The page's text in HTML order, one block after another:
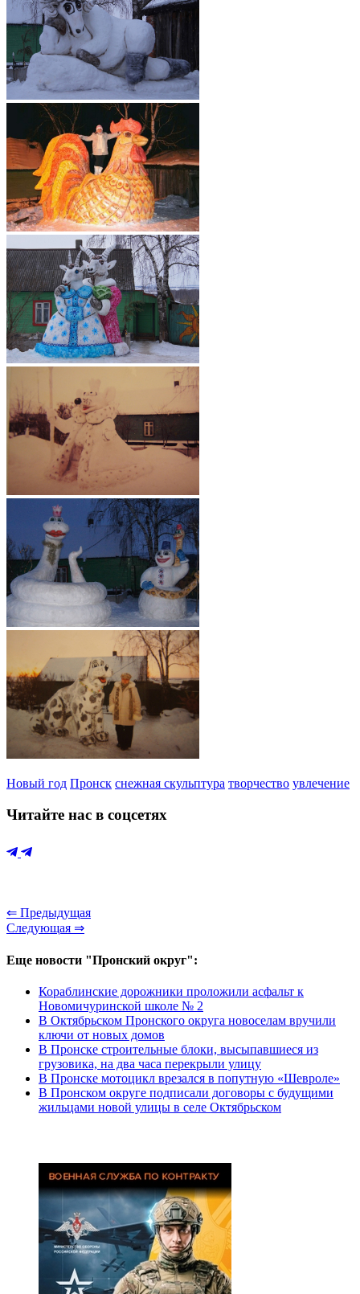
Новый год Пронск снежная скульптура творчество увлечение
Читайте нас в соцсетях
⇐ Предыдущая
Следующая ⇒
Еще новости "Пронский округ":
Кораблинские дорожники проложили асфальт к
Новомичуринской школе № 2
В Октябрьском Пронского округа новоселам вручили
ключи от новых домов
В Пронске строительные блоки, высыпавшиеся из
грузовика, на два часа перекрыли улицу
В Пронске мотоцикл врезался в попутную «Шевроле»
В Пронском округе подписали договоры с будущими
жильцами новой улицы в селе Октябрьском